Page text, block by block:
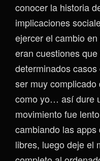
conocer la historia
implicaciones
ejercer el cambio
eran cuestiones
determinados
ser muy
como yo… así dure
movimiento fue
cambiando las
libres, luego deje el